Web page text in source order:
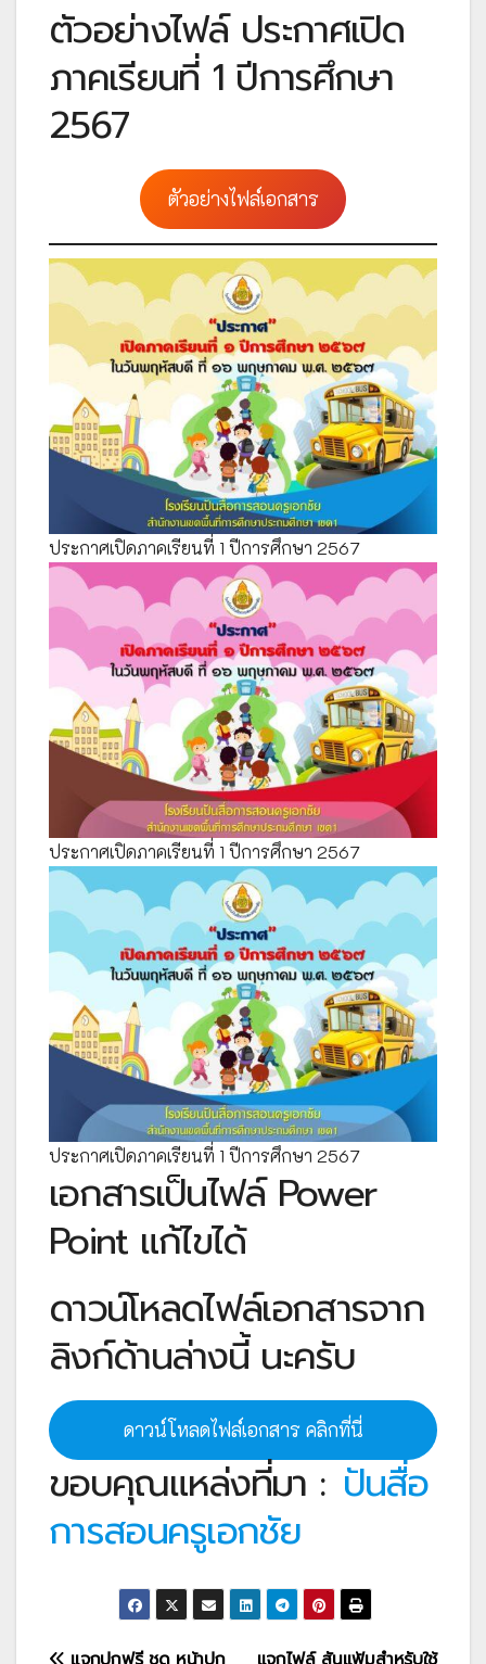
ตัวอย่างไฟล์ ประกาศเปิด
ภาคเรียนที่ 1 ปีการศึกษา
2567
ตัวอย่างไฟล์เอกสาร
ประกาศเปิดภาคเรียนที่ 1 ปีการศึกษา 2567
ประกาศเปิดภาคเรียนที่ 1 ปีการศึกษา 2567
ประกาศเปิดภาคเรียนที่ 1 ปีการศึกษา 2567
เอกสารเป็นไฟล์ Power
Point แก้ไขได้
ดาวน์โหลดไฟล์เอกสารจาก
ลิงก์ด้านล่างนี้ นะครับ
ดาวน์โหลดไฟล์เอกสาร คลิกที่นี่
ขอบคุณแหล่งที่มา : ปันสื่อ
การสอนครูเอกชัย